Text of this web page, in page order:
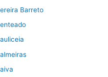
Barreto